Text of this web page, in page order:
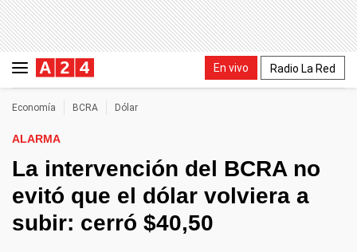
En vivo Radio La Red
Economía BCRA Dólar
ALARMA
La intervención del BCRA no
evitó que el dólar volviera a
subir: cerró $40,50